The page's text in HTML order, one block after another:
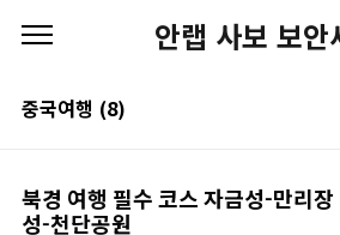
안랩 사보 보안
중국여행 (8)
북경 여행 필수 코스 자금성-만리장
성-천단공원